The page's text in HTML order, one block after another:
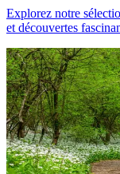
Explorez notre
et découvertes